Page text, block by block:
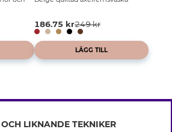
186.75 kr249 kr
LÄGG TILL
INFO
LIKNANDE TEKNIKER